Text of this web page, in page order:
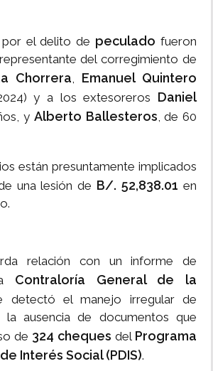
el delito de peculado fueron
del corregimiento de
Chorrera, Emanuel Quintero
y a los extesoreros Daniel
y Alberto Ballesteros, de 60
están presuntamente implicados
una lesión de B/. 52,838.01 en
relación con un informe de
Contraloría General de la
detectó el manejo irregular de
la ausencia de documentos que
de 324 cheques del Programa
Interés Social (PDIS).